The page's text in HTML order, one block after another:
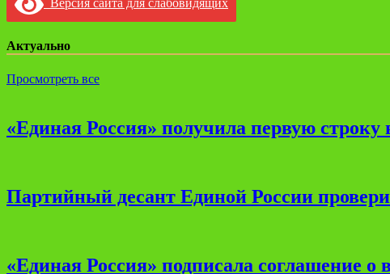
Версия сайта для слабовидящих
Актуально
Просмотреть все
«Единая Россия» получила первую
Партийный десант Единой России
«Единая Россия» подписала соглашение